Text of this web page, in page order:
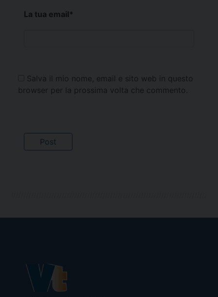
La tua email*
Salva il mio nome, email e sito web in questo
browser per la prossima volta che commento.